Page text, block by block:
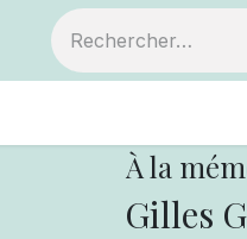
À la
Gilles